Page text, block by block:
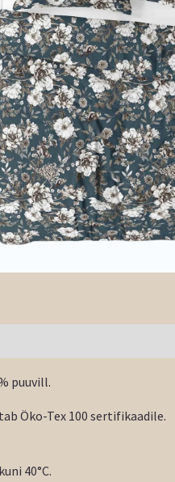
puuvill.
Öko-Tex 100 sertifikaadile.
40°C.